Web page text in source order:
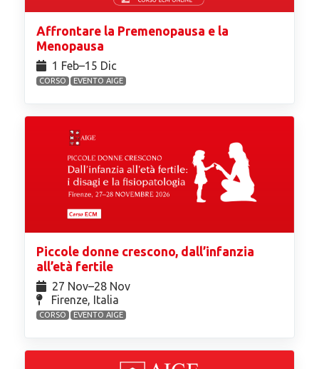
Affrontare la Premenopausa e la
Menopausa
1 Feb⁠–15 Dic
CORSO EVENTO AIGE
Piccole donne crescono, dall’infanzia
all’età fertile
27 Nov⁠–28 Nov
Firenze, Italia
CORSO EVENTO AIGE